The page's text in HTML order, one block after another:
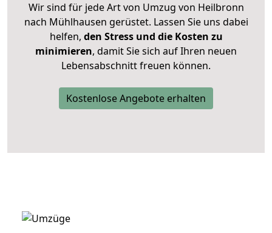
Wir sind für jede Art von Umzug von Heilbronn
nach Mühlhausen gerüstet. Lassen Sie uns dabei
helfen, den Stress und die Kosten zu
minimieren, damit Sie sich auf Ihren neuen
Lebensabschnitt freuen können.
Kostenlose Angebote erhalten